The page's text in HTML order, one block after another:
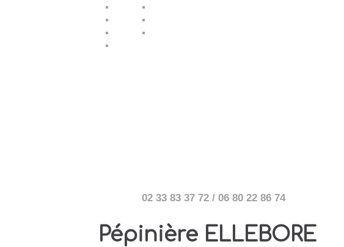
PRIMULA
PULMONARIA
PULSATILLA
02 33 83 37 72 / 06 80 22 86 74
Pépinière ELLEBORE